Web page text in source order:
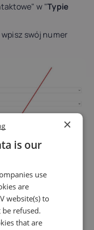
w "Typie
swój numer
×
is our
use
are
website(s) to
refused.
that are